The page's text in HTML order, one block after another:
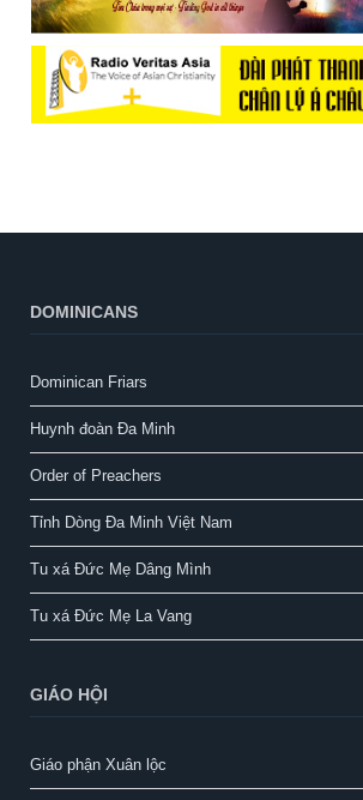
DOMINICANS
Dominican Friars
Huynh đoàn Đa Minh
Order of Preachers
Tỉnh Dòng Đa Minh Việt Nam
Tu xá Đức Mẹ Dâng Mình
Tu xá Đức Mẹ La Vang
GIÁO HỘI
Giáo phận Xuân lộc